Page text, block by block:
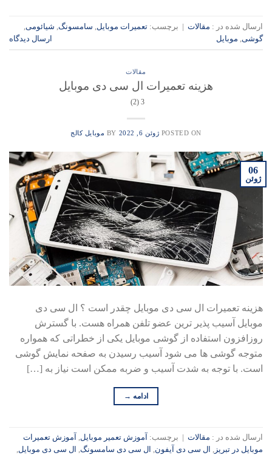
ارسال شده در : مقالات | برچسب: تعمیرات موبایل سامسونگ شیائومی
گوشی موبایل ارسال دیدگاه
مقالات
هزینه تعمیرات ال سی دی موبایل
3 (2)
POSTED ON ژوئن 6, 2022 BY موبایل کالج
06
ژوئن
هزینه تعمیرات ال سی دی موبایل چقدر است ؟ ال سی دی
موبایل آسیب پذیر ترین عضو تلفن همراه هست. با گسترش
روزافزون استفاده از گوشی موبایل یکی از خطراتی که همواره
متوجه گوشی‌ ها می‌ شود آسیب رسیدن به صفحه نمایش گوشی
است. با توجه به شدت آسیب و ضربه ممکن است نیاز به […]
ادامه →
ارسال شده در : مقالات برچسب: آموزش تعمیر موبایل,
آموزش تعمیرات
موبایل در تبریز , ال سی دی آیفون, ال سی دی سامسونگ, ال سی دی موبایل,